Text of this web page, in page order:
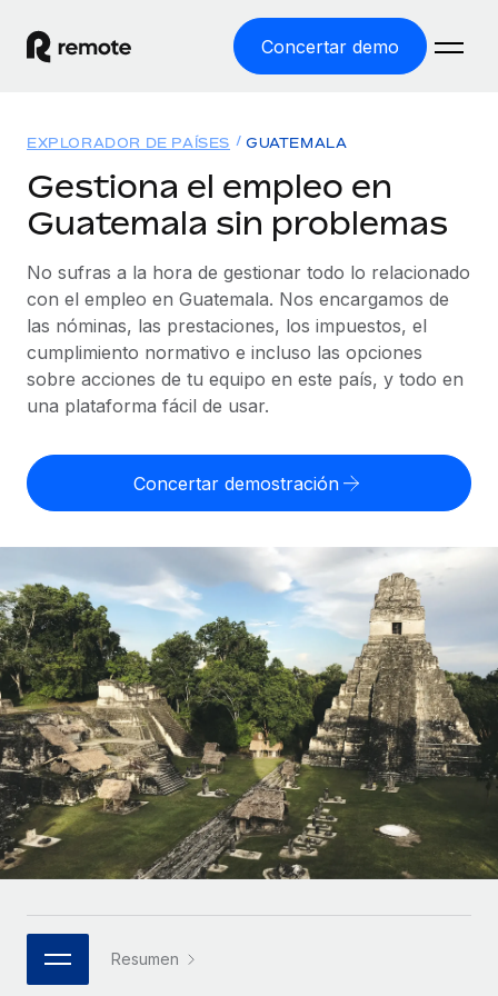
Concertar demo
EMPLEO GLOBAL
Nómina global
Gestiona las nóminas de forma sencilla y conforme a la
legalidad.
Employer of Record
Expándete en todo el mundo sin gastar en entidades.
cumpliendo la normativa.
Integra y gestiona a autónomos globalmente.
PEO
Externaliza tareas laborales complejas.
INFRAESTRUCTURA
Conexión Remote
Integra los RR. HH. en tus flujos de trabajo sin
complicaciones.
Plataforma
Funciones esenciales de RR. HH. integradas para tu
Conectar
Conecta cualquier herramienta de IA con Remote
Soluciones
COBERTURA MUNDIAL
Explorador de países
Consulta el soporte del empleo global según el país.
Explorador estatal de EE. UU.
Simplifica la contratación en todos los estados de EE.
Comparador de Remote
Compáranos con otras empresas.
ETAPAS DE CRECIMIENTO
Startups
Soluciones ágiles de RR. HH. globales y nóminas para
empresas en crecimiento.
Mediana empresa
Amplía tu equipo con soluciones de RR. HH.
personalizadas.
Empresa
RR. HH. globales para grandes empresas.
ASOCIARSE
Socios tecnológicos estratégicos
Integra la gestión de los RR. HH. globales en tu
Recursos
HERRAMIENTAS Y CALCULADORAS
Calculadora del riesgo de clasificación errónea
Consulta el riesgo de clasificación errónea por país.
cualquier país.
Descubre opciones de divisas y tiempos de pago para
autónomos globales.
APRENDIZAJE CON REMOTE
Guías y recursos
Casos prácticos
Glosario de RR. HH.
Listas de verificación y plantillas
Biblioteca de descripciones de puestos
Webinarios
Precios
English
Nederlands
Français
Deutsch
Español
Italiano
Português (Portugal)
日本語
한국어
中文（简体）
EXPLORADOR DE PAÍSES GUATEMALA
Gestiona el empleo en
Guatemala sin problemas
No sufras a la hora de gestionar todo lo relacionado
con el empleo en Guatemala. Nos encargamos de
las nóminas, las prestaciones, los impuestos, el
cumplimiento normativo e incluso las opciones
sobre acciones de tu equipo en este país, y todo en
una plataforma fácil de usar.
Concertar demostración
Resumen